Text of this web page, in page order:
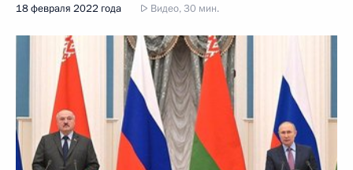
18 февраля 2022 года Видео, 30 мин.